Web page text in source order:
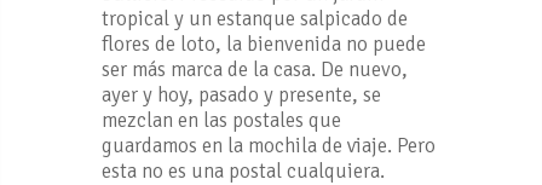
tropical y un estanque salpicado de
flores de loto, la bienvenida no puede
ser más marca de la casa. De nuevo,
ayer y hoy, pasado y presente, se
mezclan en las postales que
guardamos en la mochila de viaje. Pero
esta no es una postal cualquiera.